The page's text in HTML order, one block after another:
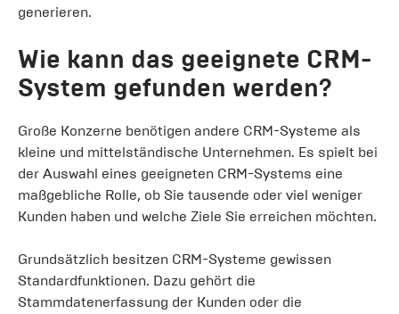
generieren.
Wie kann das geeignete CRM-
System gefunden werden?
Große Konzerne benötigen andere CRM-Systeme als
kleine und mittelständische Unternehmen. Es spielt bei
der Auswahl eines geeigneten CRM-Systems eine
maßgebliche Rolle, ob Sie tausende oder viel weniger
Kunden haben und welche Ziele Sie erreichen möchten.
Grundsätzlich besitzen CRM-Systeme gewissen
Standardfunktionen. Dazu gehört die
Stammdatenerfassung der Kunden oder die